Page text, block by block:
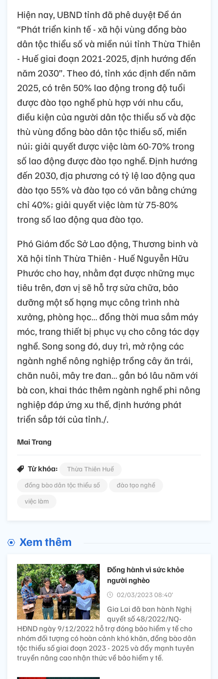
Hiện nay, UBND tỉnh đã phê duyệt Đề án
“Phát triển kinh tế - xã hội vùng đồng bào
dân tộc thiểu số và miền núi tỉnh Thừa Thiên
- Huế giai đoạn 2021-2025, định hướng đến
năm 2030”. Theo đó, tỉnh xác định đến năm
2025, có trên 50% lao động trong độ tuổi
được đào tạo nghề phù hợp với nhu cầu,
điều kiện của người dân tộc thiểu số và đặc
thù vùng đồng bào dân tộc thiểu số, miền
núi; giải quyết được việc làm 60-70% trong
số lao động được đào tạo nghề. Định hướng
đến 2030, địa phương có tỷ lệ lao động qua
đào tạo 55% và đào tạo có văn bằng chứng
chỉ 40%; giải quyết việc làm từ 75-80%
trong số lao động qua đào tạo.
Phó Giám đốc Sở Lao động, Thương binh và
Xã hội tỉnh Thừa Thiên - Huế Nguyễn Hữu
Phước cho hay, nhằm đạt được những mục
tiêu trên, đơn vị sẽ hỗ trợ sửa chữa, bảo
dưỡng một số hạng mục công trình nhà
xưởng, phòng học… đồng thời mua sắm máy
móc, trang thiết bị phục vụ cho công tác dạy
nghề. Song song đó, duy trì, mở rộng các
ngành nghề nông nghiệp trồng cây ăn trái,
chăn nuôi, mây tre đan… gắn bó lâu năm với
bà con, khai thác thêm ngành nghề phi nông
nghiệp đáp ứng xu thế, định hướng phát
triển sắp tới của tỉnh./.
Mai Trang
Từ khóa:
Thừa Thiên Huế
đồng bào dân tộc thiểu số
đào tạo nghề
việc làm
Xem thêm
Đồng hành vì sức khỏe
người nghèo
02/03/2023 08:40’
Gia Lai đã ban hành Nghị
quyết số 48/2022/NQ-
HĐND ngày 9/12/2022 hỗ trợ đóng bảo hiểm y tế cho
nhóm đối tượng có hoàn cảnh khó khăn, đồng bào dân
tộc thiểu số giai đoạn 2023 - 2025 và đẩy mạnh tuyên
truyền nâng cao nhận thức về bảo hiểm y tế.